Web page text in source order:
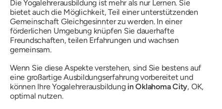
Die Yogalehrerausbildung ist mehr als nur Lernen. Sie
bietet auch die Möglichkeit, Teil einer unterstützenden
Gemeinschaft Gleichgesinnter zu werden. In einer
förderlichen Umgebung knüpfen Sie dauerhafte
Freundschaften, teilen Erfahrungen und wachsen
gemeinsam.
Wenn Sie diese Aspekte verstehen, sind Sie bestens auf
eine großartige Ausbildungserfahrung vorbereitet und
können Ihre Yogalehrerausbildung in Oklahoma City, OK,
optimal nutzen.